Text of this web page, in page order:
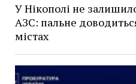
У Нікополі не
АЗС: пальне
містах